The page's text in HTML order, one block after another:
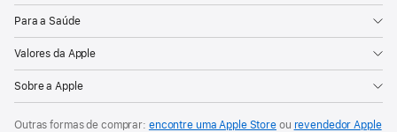
Para a Saúde
Valores da Apple
Sobre a Apple
Outras formas de comprar: encontre uma Apple Store ou revendedor Apple